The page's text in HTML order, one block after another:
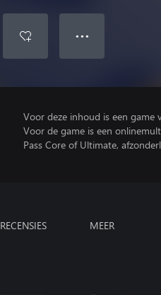
● ● ●
Voor deze inhoud is een game
Voor de game is een
Pass Core of Ultimate,
RECENSIES MEER